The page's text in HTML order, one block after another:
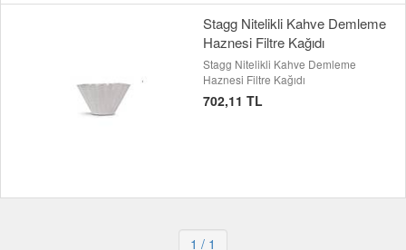
Stagg Nitelikli Kahve Demleme
Haznesi Filtre Kağıdı
Stagg Nitelikli Kahve Demleme
Haznesi Filtre Kağıdı
702,11 TL
1 / 1